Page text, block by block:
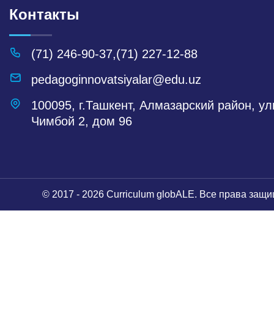
Контакты
(71) 246-90-37,(71) 227-12-88
pedagoginnovatsiyalar@edu.uz
100095, г.Ташкент, Алмазарский район,
Чимбой 2, дом 96
© 2017 - 2026 Curriculum globALE. Все права